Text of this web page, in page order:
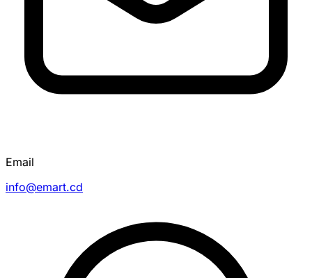
Email
info@emart.cd